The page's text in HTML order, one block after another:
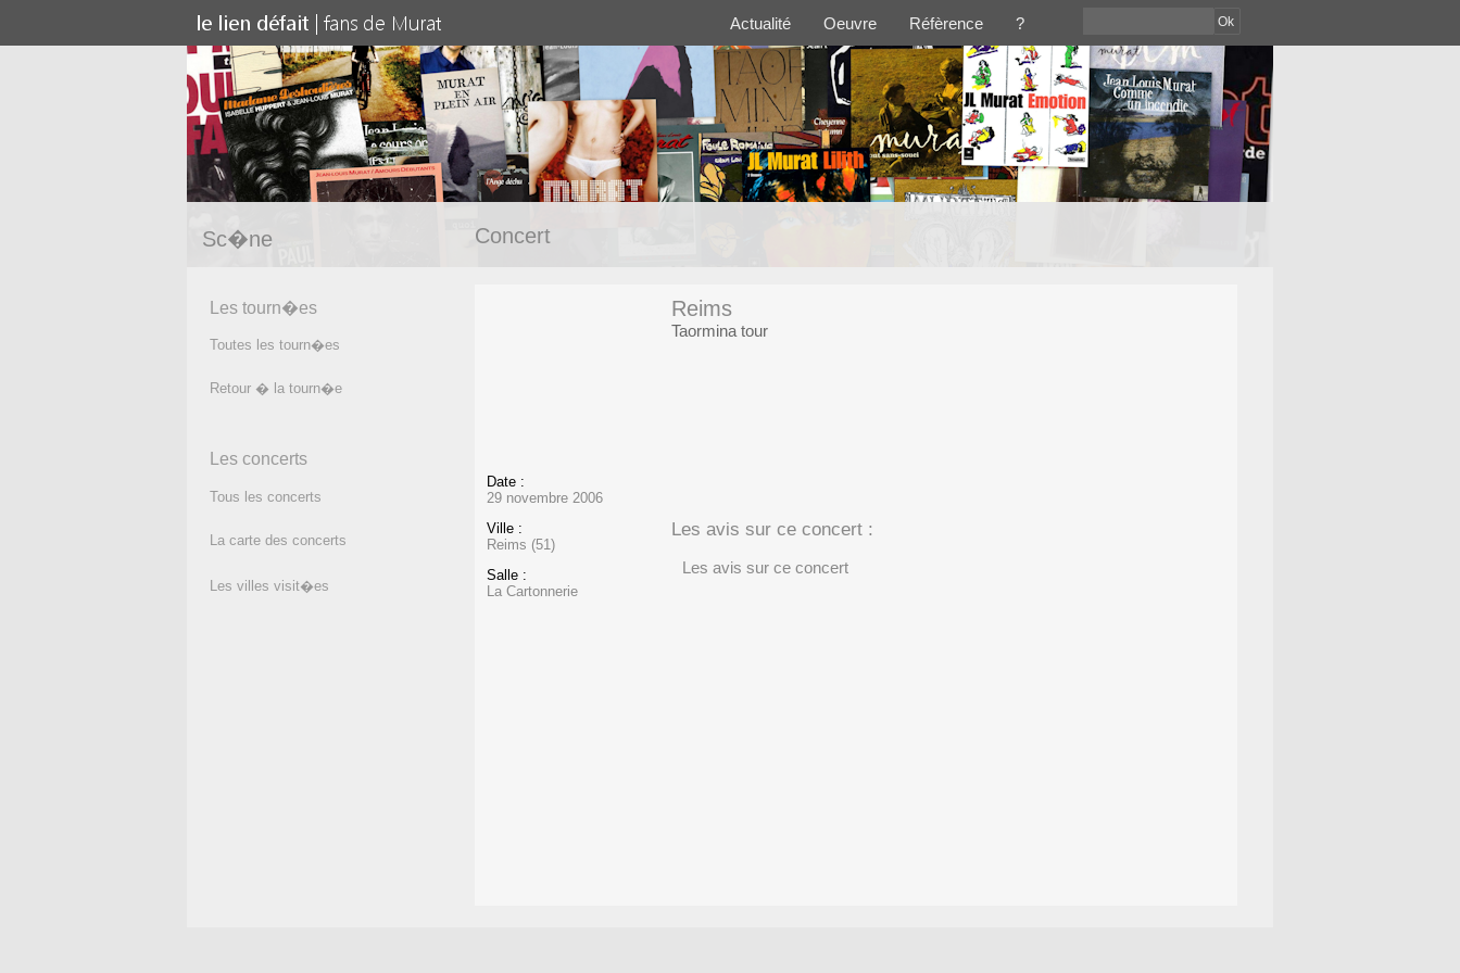
Sc�ne Concert
Les tourn�es
Toutes les tourn�es
Retour � la tourn�e
Les concerts
Tous les concerts
La carte des concerts
Les villes visit�es
Date :
29 novembre 2006
Ville :
Reims (51)
Salle :
La Cartonnerie
Reims
Taormina tour
Les avis sur ce concert :
Les avis sur ce concert
Ok
Actualité Oeuvre Réfèrence ?